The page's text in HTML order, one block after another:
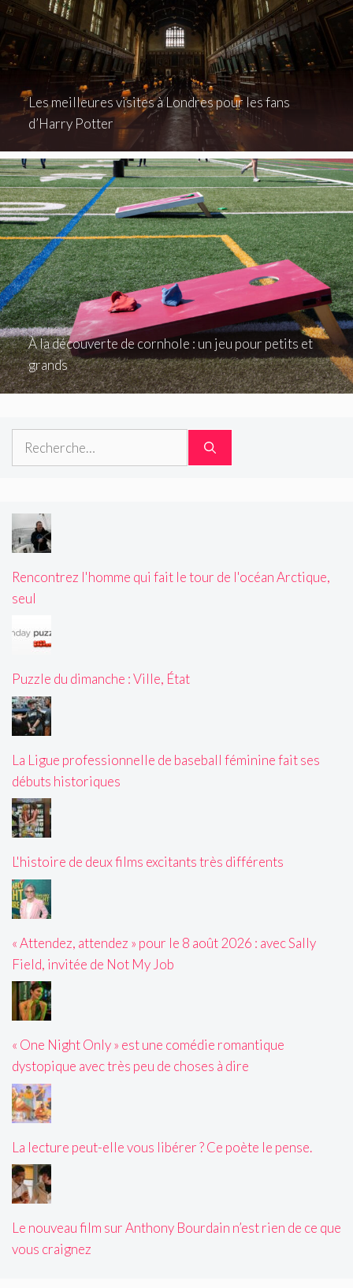
Les meilleures visites à Londres pour les fans
d’Harry Potter
À la découverte de cornhole : un jeu pour petits et
grands
Rechercher :
Rencontrez l'homme qui fait le tour de l'océan Arctique,
seul
Puzzle du dimanche : Ville, État
La Ligue professionnelle de baseball féminine fait ses
débuts historiques
L'histoire de deux films excitants très différents
« Attendez, attendez » pour le 8 août 2026 : avec Sally
Field, invitée de Not My Job
« One Night Only » est une comédie romantique
dystopique avec très peu de choses à dire
La lecture peut-elle vous libérer ? Ce poète le pense.
Le nouveau film sur Anthony Bourdain n’est rien de ce que
vous craignez